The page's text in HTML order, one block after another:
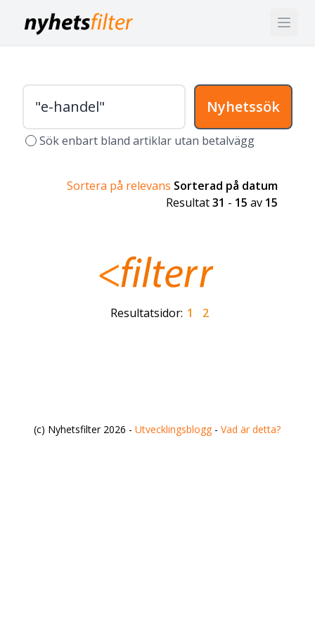
Nyhetssök
Sök enbart bland artiklar utan betalvägg
Sortera på relevans Sorterad på datum
Resultat31 - 15 av 15
Resultatsidor: 1 2
(c) Nyhetsfilter 2026 -Utvecklingsblogg -Vad är detta?